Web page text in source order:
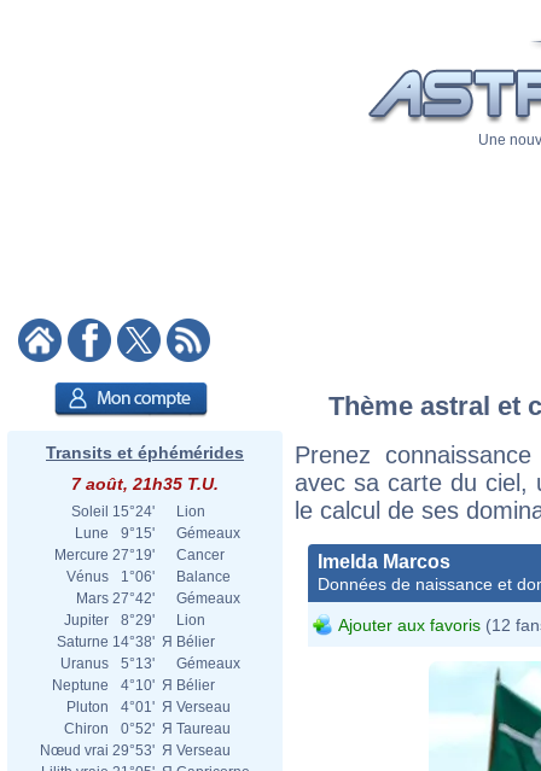
Une
Transits et éphémérides
7 août, 21h35 T.U.
Soleil 15°24'
Lion
Lune
9°15'
Gémeaux
Mercure 27°19'
Cancer
Vénus
1°06'
Balance
Mars 27°42'
Gémeaux
Jupiter
8°29'
Lion
Saturne 14°38' Я Bélier
Uranus
5°13'
Gémeaux
Neptune
4°10' Я Bélier
Pluton
4°01' Я Verseau
Chiron
0°52' Я Taureau
Nœud vrai 29°53' Я Verseau
Thème astral et
Prenez
avec sa carte du ciel,
le calcul de ses
Imelda Marcos
Données de naissance et
Ajouter aux favoris (12